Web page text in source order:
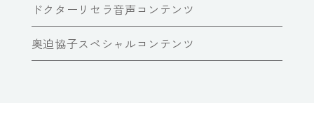
ドクターリセラ音声コンテンツ
奥迫協子スペシャルコンテンツ